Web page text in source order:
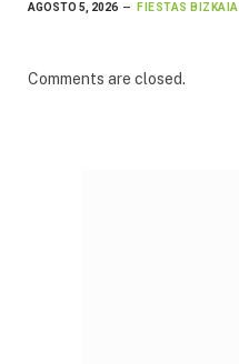
AGOSTO 5, 2026 FIESTAS BIZKAIA
Comments are closed.